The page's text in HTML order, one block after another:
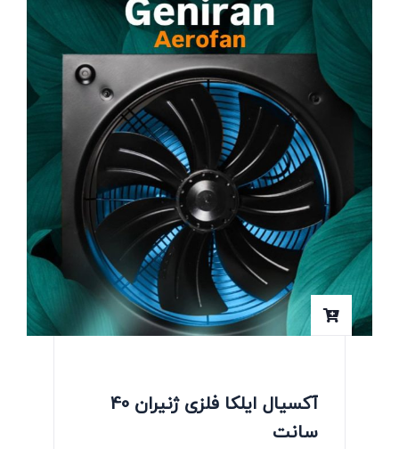
آکسیال ایلکا فلزی ژنیران 40
سانت